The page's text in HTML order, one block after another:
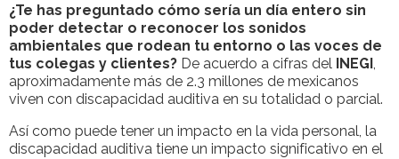
¿Te has preguntado cómo sería un día entero sin
poder detectar o reconocer los sonidos
ambientales que rodean tu entorno o las voces de
tus colegas y clientes? De acuerdo a cifras del INEGI
aproximadamente más de 2.3 millones de mexicanos
viven con discapacidad auditiva en su totalidad o parcial.
Así como puede tener un impacto en la vida personal, la
discapacidad auditiva tiene un impacto significativo en el